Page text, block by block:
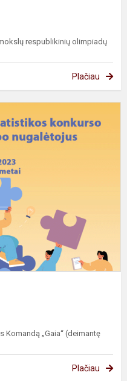
respublikinių olimpiadų
Plačiau
Komandą „Gaia“ (deimantę
Plačiau